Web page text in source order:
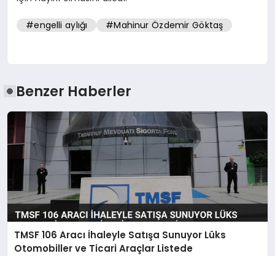
#engelli aylığı #Mahinur Özdemir Göktaş
Benzer Haberler
TMSF 106 Aracı İhaleyle Satışa Sunuyor Lüks
Otomobiller ve Ticari Araçlar Listede